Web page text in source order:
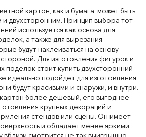
картон, как и бумага, может быть
двухсторонним. Принцип выбора тот
используется как основа для
а также для вырезания
будут наклеиваться на основу
Для изготовления фигурок и
поделок стоит купить двухсторонний
идеально подойдет для изготовления
будут красивыми и снаружи, и внутри.
более дешевый, его выгоднее
крупных декораций и
стендов или сцены. Он имеет
и обладает менее яркими